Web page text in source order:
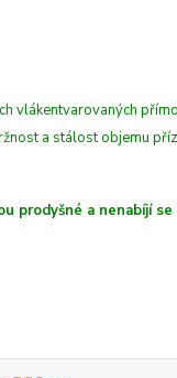
vlákentvarovaných
a stálost objemu
prodyšné a nenabíjí